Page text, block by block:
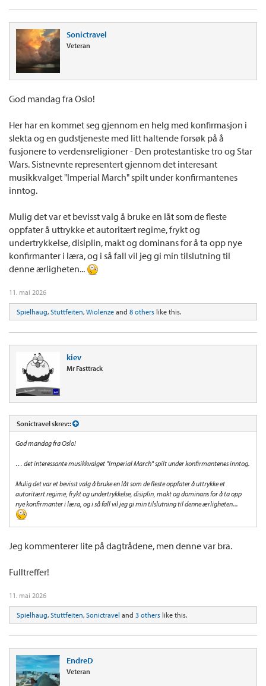
Sonictravel
Veteran
God mandag fra Oslo!
Her har en kommet seg gjennom en helg med konfirmasjon i
slekta og en gudstjeneste med litt haltende forsøk på å
fusjonere to verdensreligioner - Den protestantiske tro og Star
Wars. Sistnevnte representert gjennom det interesant
musikkvalget "Imperial March" spilt under konfirmantenes
inntog.
Mulig det var et bevisst valg å bruke en låt som de fleste
oppfater å uttrykke et autoritært regime, frykt og
undertrykkelse, disiplin, makt og dominans for å ta opp nye
konfirmanter i læra, og i så fall vil jeg gi min tilslutning til
denne ærligheten...
11. mai 2026
Spielhaug, Stuttfeiten, Wiolenze and 8 others like this.
kiev
Mr Fasttrack
Sonictravel skrev::
God mandag fra Oslo!
… det interessante musikkvalget "Imperial March" spilt under konfirmantenes inntog.
Mulig det var et bevisst valg å bruke en låt som de fleste oppfater å uttrykke et
autoritært regime, frykt og undertrykkelse, disiplin, makt og dominans for å ta opp
nye konfirmanter i læra, og i så fall vil jeg gi min tilslutning til denne ærligheten...
Jeg kommenterer lite på dagtrådene, men denne var bra.
Fulltreffer!
11. mai 2026
Spielhaug, Stuttfeiten, Sonictravel and 3 others like this.
EndreD
Veteran